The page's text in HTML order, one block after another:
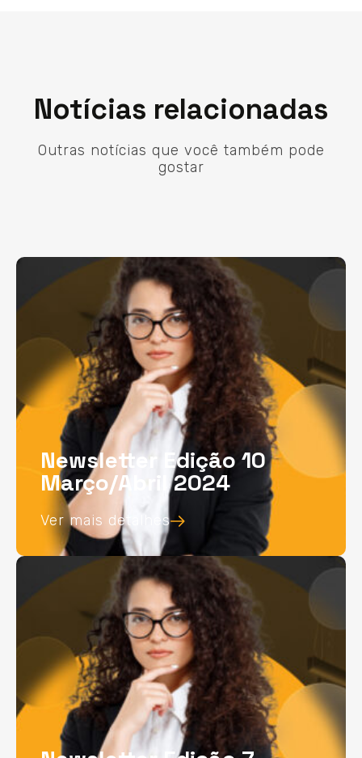
Notícias relacionadas
Outras notícias que você também pode
gostar
Newsletter Edição 10
Março/Abril 2024
Ver mais detalhes